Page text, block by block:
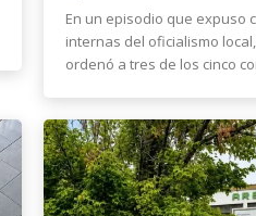
En un episodio que expuso
internas del oficialismo
ordenó a tres de los cinco